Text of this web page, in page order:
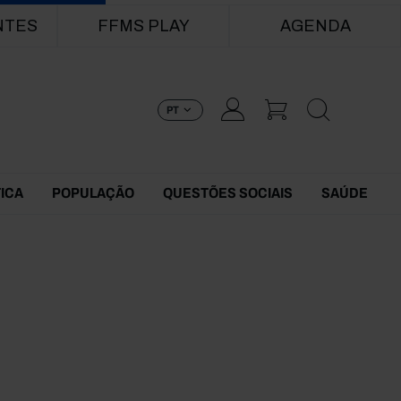
FFMS PLAY AGENDA
PT
POPULAÇÃO QUESTÕES SOCIAIS SAÚDE